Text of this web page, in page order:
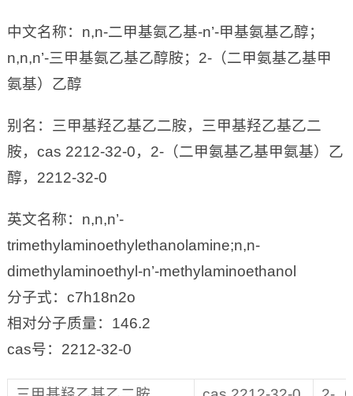
中文名称：n,n-二甲基氨乙基-n’-甲基氨基乙醇；
n,n,n’-三甲基氨乙基乙醇胺；2-（二甲氨基乙基甲
氨基）乙醇
别名：三甲基羟乙基乙二胺，三甲基羟乙基乙二
胺，cas 2212-32-0，2-（二甲氨基乙基甲氨基）乙
醇，2212-32-0
英文名称：n,n,n’-
trimethylaminoethylethanolamine;n,n-
dimethylaminoethyl-n’-methylaminoethanol
分子式：c7h18n2o
相对分子质量：146.2
cas号：2212-32-0